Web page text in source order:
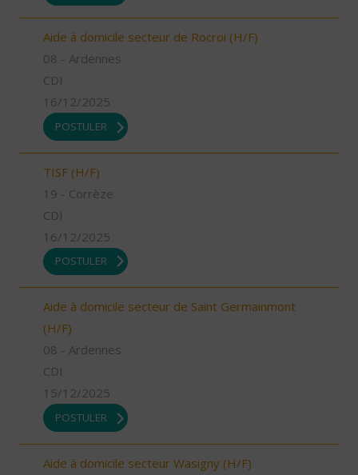
Aide à domicile secteur de Rocroi (H/F)
08 - Ardennes
CDI
16/12/2025
POSTULER
TISF (H/F)
19 - Corrèze
CDI
16/12/2025
POSTULER
Aide à domicile secteur de Saint Germainmont
(H/F)
08 - Ardennes
CDI
15/12/2025
POSTULER
Aide à domicile secteur Wasigny (H/F)